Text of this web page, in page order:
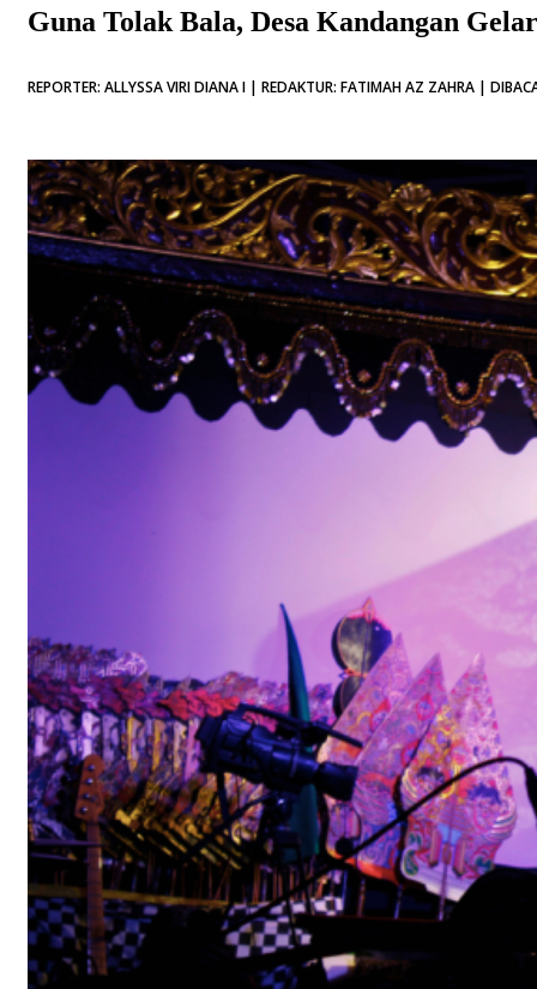
Guna Tolak Bala, Desa Kandangan
REPORTER: ALLYSSA VIRI DIANA I | REDAKTUR: FATIMAH AZ ZAHRA |